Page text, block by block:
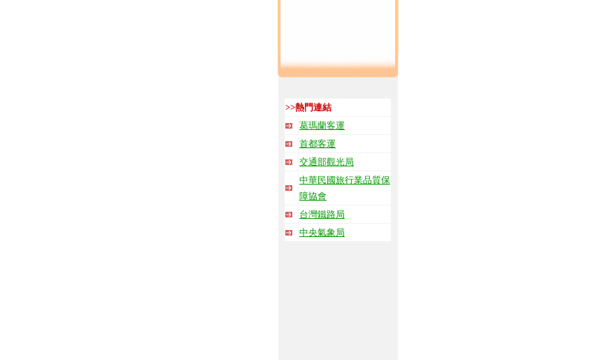
>>熱門連結
葛瑪蘭客運
首都客運
交通部觀光局
中華民國旅行業品質保
障協會
台灣鐵路局
中央氣象局